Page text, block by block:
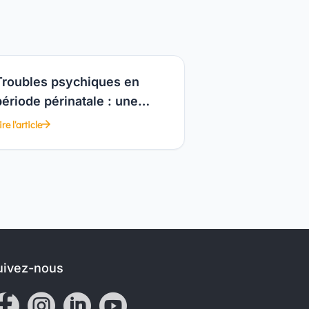
psychiques en
périnatale : une
gratuite
l'article
nous